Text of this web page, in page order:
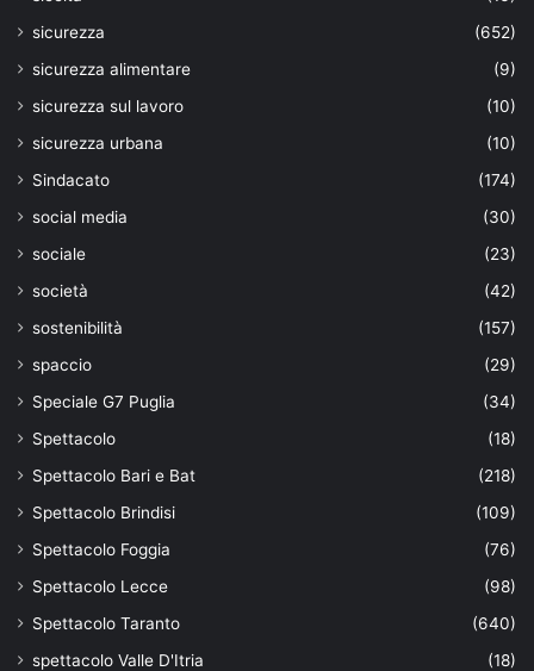
sicurezza
(652)
sicurezza alimentare
(9)
sicurezza sul lavoro
(10)
sicurezza urbana
(10)
Sindacato
(174)
social media
(30)
sociale
(23)
società
(42)
sostenibilità
(157)
spaccio
(29)
Speciale G7 Puglia
(34)
Spettacolo
(18)
Spettacolo Bari e Bat
(218)
Spettacolo Brindisi
(109)
Spettacolo Foggia
(76)
Spettacolo Lecce
(98)
Spettacolo Taranto
(640)
spettacolo Valle D'Itria
(18)